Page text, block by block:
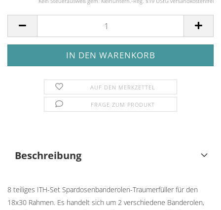
AUF DEN MERKZETTEL
FRAGE ZUM PRODUKT
Beschreibung
8 teiliges ITH-Set Spardosenbanderolen-Traumerfüller für den
18x30 Rahmen. Es handelt sich um 2 verschiedene Banderolen,